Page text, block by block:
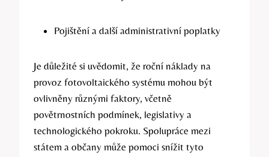
Pojištění a další administrativní poplatky
Je důležité si uvědomit, že roční náklady na
provoz fotovoltaického systému mohou být
ovlivněny různými faktory, včetně
povětrnostních podmínek, legislativy a
technologického pokroku. Spolupráce mezi
státem a občany může pomoci snížit tyto